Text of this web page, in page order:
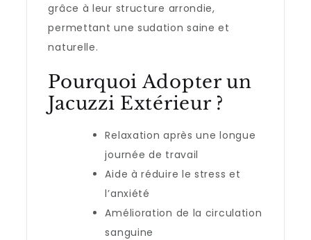
grâce à leur structure arrondie,
permettant une sudation saine et
naturelle.
Pourquoi Adopter un
Jacuzzi Extérieur ?
Relaxation après une longue
journée de travail
Aide à réduire le stress et
l’anxiété
Amélioration de la circulation
sanguine